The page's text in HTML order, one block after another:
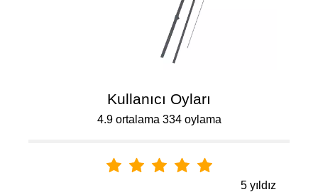
Kullanıcı Oyları
4.9 ortalama 334 oylama
5 yıldız